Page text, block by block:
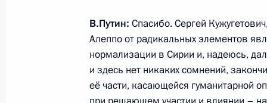
20 ноября 2015 года, 17:40
Совещание о действиях
В.Путин: Спасибо. Сергей
Алеппо от радикальных элементов
нормализации в Сирии и, надеюсь,
и здесь нет никаких сомнений,
её части, касающейся гуманитарной